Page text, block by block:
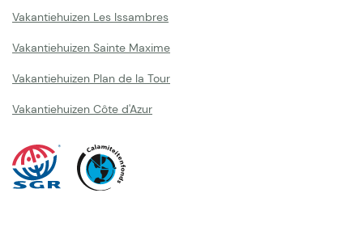
Vakantiehuizen Les Issambres
Vakantiehuizen Sainte Maxime
Vakantiehuizen Plan de la Tour
Vakantiehuizen Côte d'Azur